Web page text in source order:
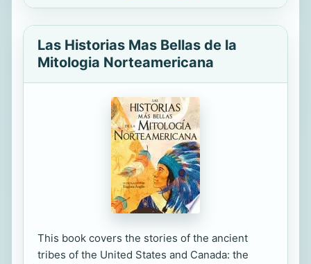
Las Historias Mas Bellas de la
Mitologia Norteamericana
This book covers the stories of the ancient
tribes of the United States and Canada: the